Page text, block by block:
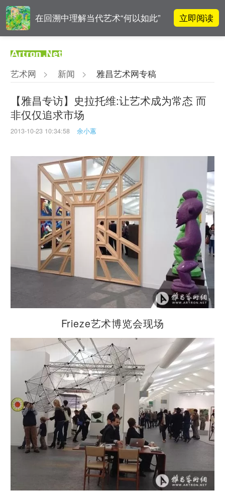
在回溯中理解当代艺术“何以如此” 立即阅读
发起全球维权
雅昌指数 | 月度(2025年7月)策展人
影响力榜单
李铁夫冯钢百领衔 作为群体的早期
粤籍留美艺术家
艺术网 > 新闻 > 雅昌艺术网专稿
【雅昌专访】史拉托维:让艺术成为常态 而
非仅仅追求市场
2013-10-23 10:34:58 余小蕙
Frieze艺术博览会现场